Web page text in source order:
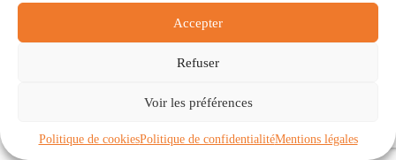
Accepter
Refuser
Voir les préférences
Politique de cookiesPolitique de confidentialitéMentions légales
Communautés
À propos
Politique de cookies (UE)